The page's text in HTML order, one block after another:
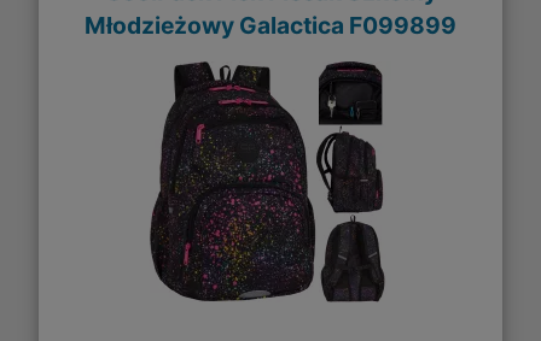
Młodzieżowy Galactica F099899